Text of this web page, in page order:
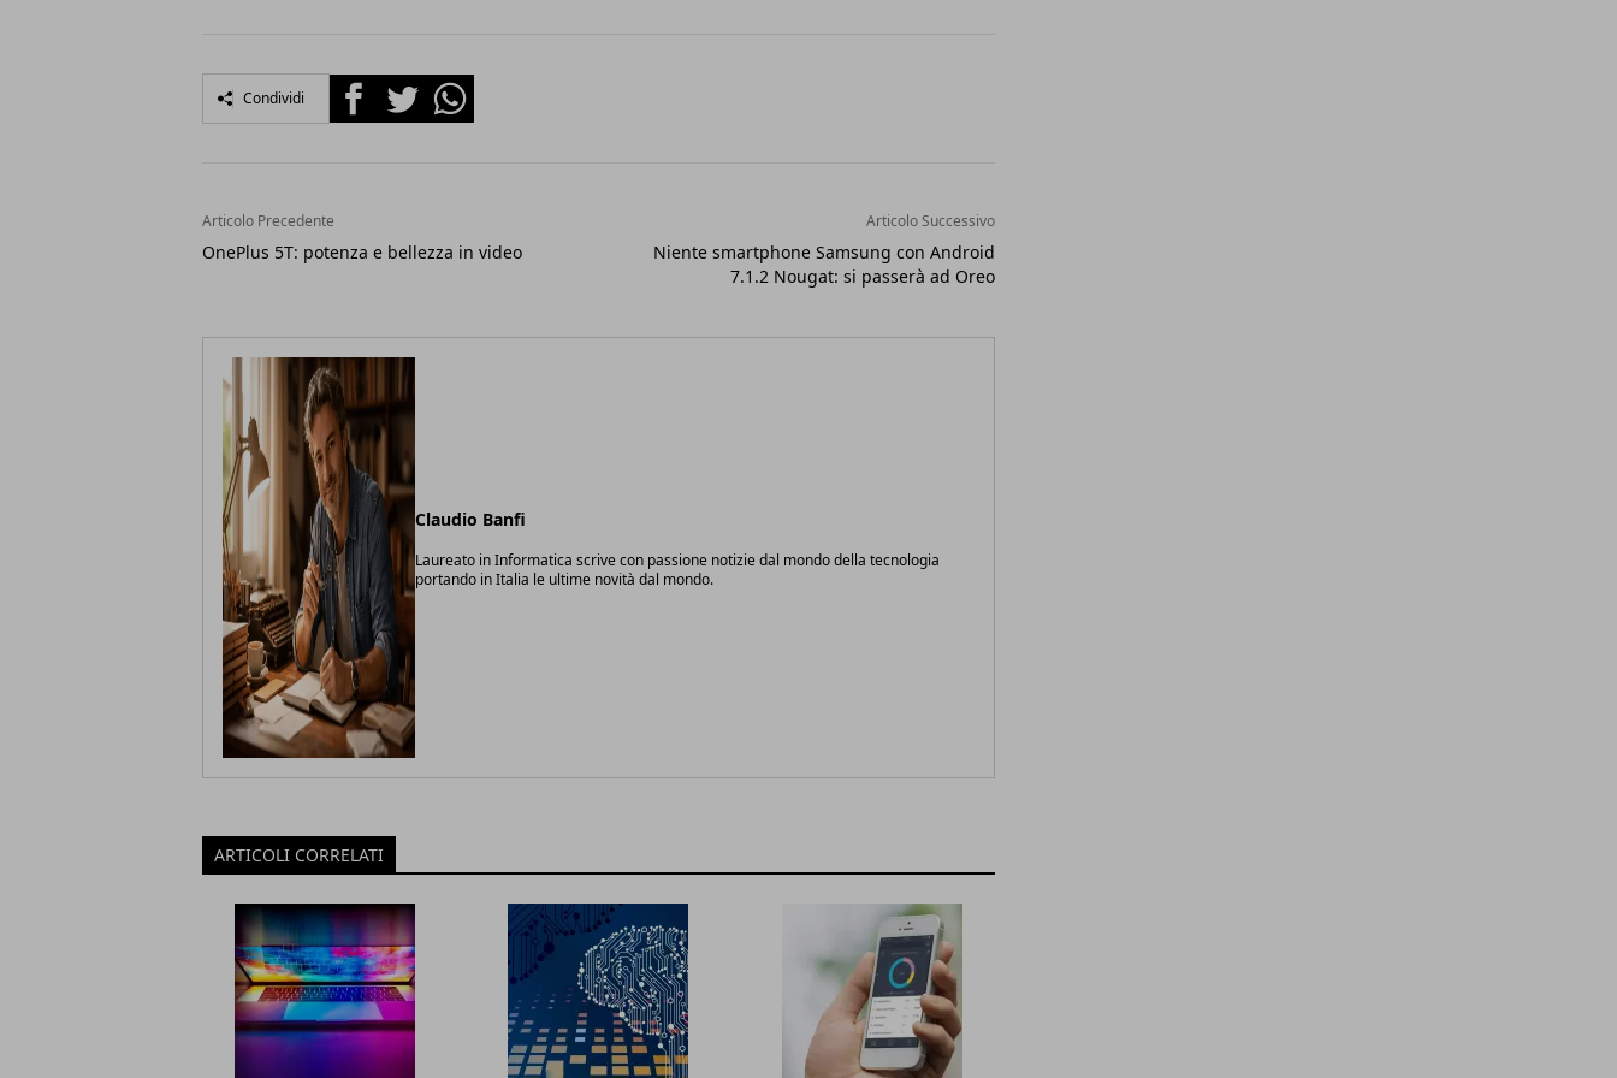
Condividi FacebookTwitterWhatsapp
Articolo Precedente
OnePlus 5T: potenza e bellezza in video
Articolo Successivo
Niente smartphone Samsung con Android
7.1.2 Nougat: si passerà ad Oreo
Claudio Banfi
Laureato in Informatica scrive con passione notizie dal mondo della tecnologia
portando in Italia le ultime novità dal mondo.
ARTICOLI CORRELATI